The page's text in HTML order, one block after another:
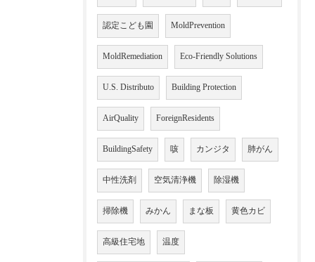
認定こども園 MoldPrevention
MoldRemediation Eco-Friendly Solutions
U.S. Distributo Building Protection
AirQuality ForeignResidents
BuildingSafety 咳 カンジタ 肺がん
中性洗剤 空気清浄機 除湿機
掃除機 みかん まな板 黄色カビ
高級住宅地 温度